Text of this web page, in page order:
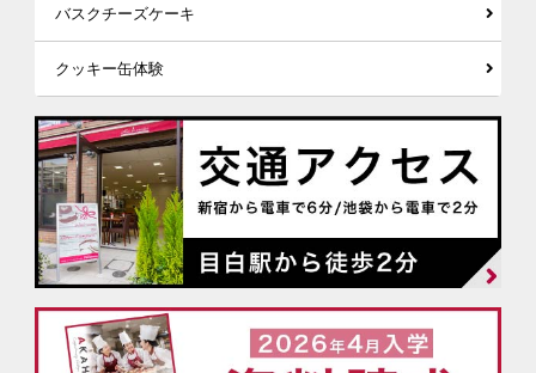
バスクチーズケーキ
クッキー缶体験